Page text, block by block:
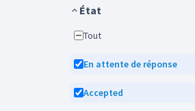
État
Tout
En attente de réponse
Accepted